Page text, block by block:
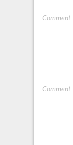
Comment
Comment